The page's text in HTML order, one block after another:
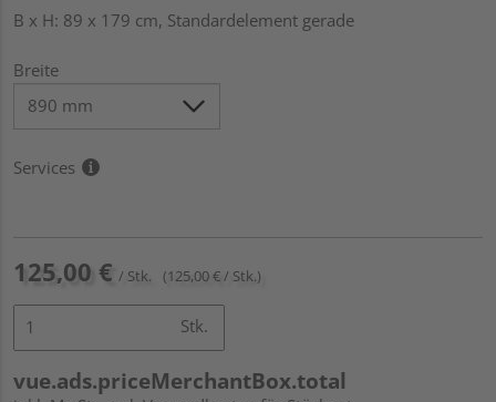
B x H: 89 x 179 cm, Standardelement gerade
Breite
Services
125,00 € / Stk. (125,00 € / Stk.)
Stk.
vue.ads.priceMerchantBox.total